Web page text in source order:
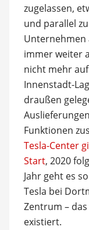
zugelassen,
und parallel
Unternehmen
immer weiter
nicht mehr
Innenstadt-
draußen
Funktionen
Tesla-Center
Start, 2020
Jahr geht es
Tesla bei
Zentrum –
existiert.